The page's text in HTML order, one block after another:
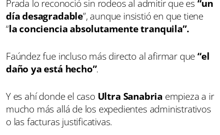
Prada lo reconoció sin rodeos al admitir que es “un
día desagradable”, aunque insistió en que tiene
“la conciencia absolutamente tranquila”.
Faúndez fue incluso más directo al afirmar que“el
daño ya está hecho”.
Y es ahí donde el caso Ultra Sanabria empieza a ir
mucho más allá de los expedientes administrativos
o las facturas justificativas.